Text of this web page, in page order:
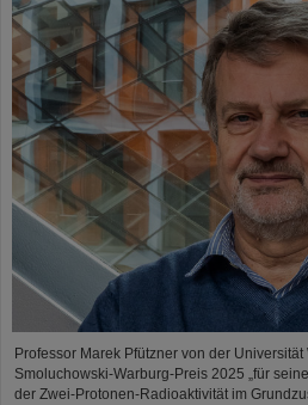
Professor Marek Pfützner von der
Smoluchowski-Warburg-Preis 2025 „für
der Zwei-Protonen-Radioaktivität im